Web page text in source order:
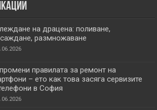
на драцена: поливане,
размножаване
правилата за ремонт на
– ето как това засяга сервизите
в София